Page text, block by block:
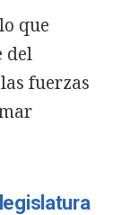
que
del
fuerzas